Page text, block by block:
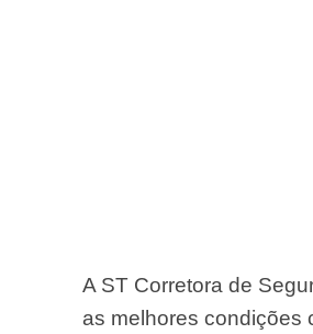
A ST Corretora de
as melhores condições